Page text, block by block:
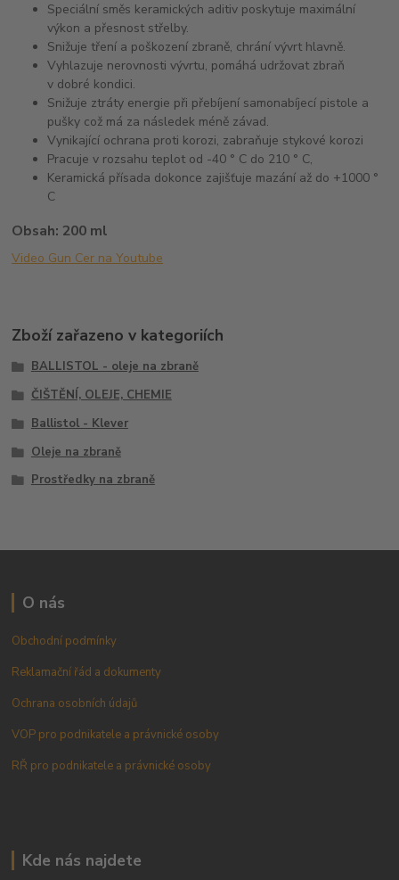
Speciální směs keramických aditiv poskytuje maximální
výkon a přesnost střelby.
Snižuje tření a poškození zbraně, chrání vývrt hlavně.
Vyhlazuje nerovnosti vývrtu, pomáhá udržovat zbraň
v dobré kondici.
Snižuje ztráty energie při přebíjení samonabíjecí pistole a
pušky což má za následek méně závad.
Vynikající ochrana proti korozi, zabraňuje stykové korozi
Pracuje v rozsahu teplot od -40 ° C do 210 ° C,
Keramická přísada dokonce zajišťuje mazání až do +1000 °
C
Obsah: 200 ml
Video Gun Cer na Youtube
Zboží zařazeno v kategoriích
BALLISTOL - oleje na zbraně
ČIŠTĚNÍ, OLEJE, CHEMIE
Ballistol - Klever
Oleje na zbraně
Prostředky na zbraně
O nás
Obchodní podmínky
Reklamační řád a dokumenty
Ochrana osobních údajů
VOP pro podnikatele a právnické osoby
RŘ pro podnikatele a právnické osoby
Kde nás najdete